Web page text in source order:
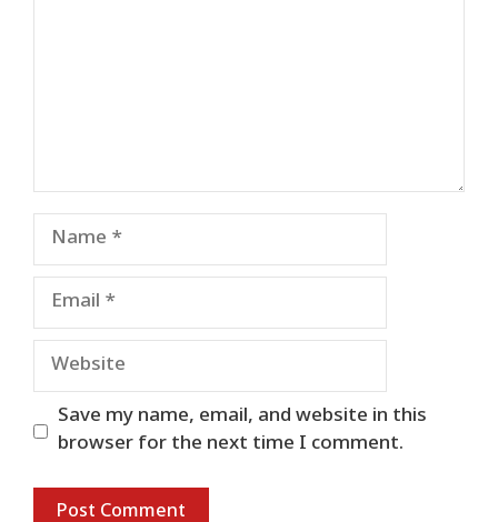
Name
Email
Website
Save my name, email, and website in this
browser for the next time I comment.